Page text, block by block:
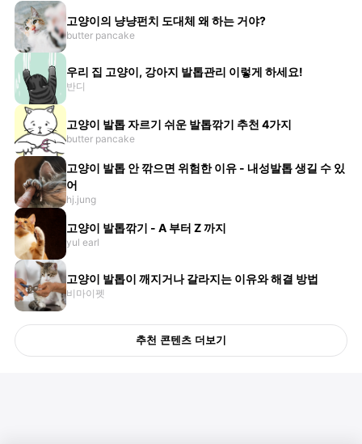
고양이의 냥냥펀치 도대체 왜 하는 거야?
butter pancake
우리 집 고양이, 강아지 발톱관리 이렇게 하세요!
반디
고양이 발톱 자르기 쉬운 발톱깎기 추천 4가지
butter pancake
고양이 발톱 안 깎으면 위험한 이유 - 내성발톱 생길 수 있
어
hj.jung
고양이 발톱깎기 - A 부터 Z 까지
yul earl
고양이 발톱이 깨지거나 갈라지는 이유와 해결 방법
비마이펫
추천 콘텐츠 더보기